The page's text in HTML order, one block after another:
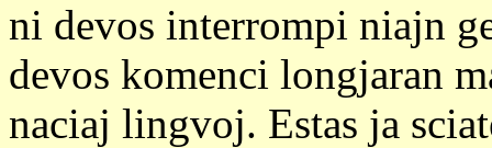
ni devos interrompi niajn
devos komenci longjaran
naciaj lingvoj. Estas ja